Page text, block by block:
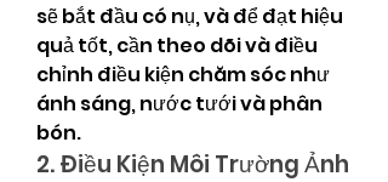
sẽ bắt đầu có nụ, và để đạt hiệu
quả tốt, cần theo dõi và điều
chỉnh điều kiện chăm sóc như
ánh sáng, nước tưới và phân
bón.
2. Điều Kiện Môi Trường Ảnh